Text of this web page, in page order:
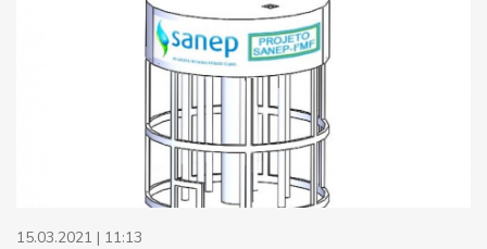
15.03.2021 | 11:13